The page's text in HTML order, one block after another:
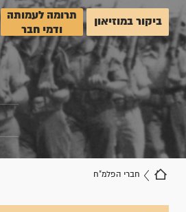
ביקור במוזיאון
תרומה לעמותה
ודמי חבר
חברי הפלמ"ח